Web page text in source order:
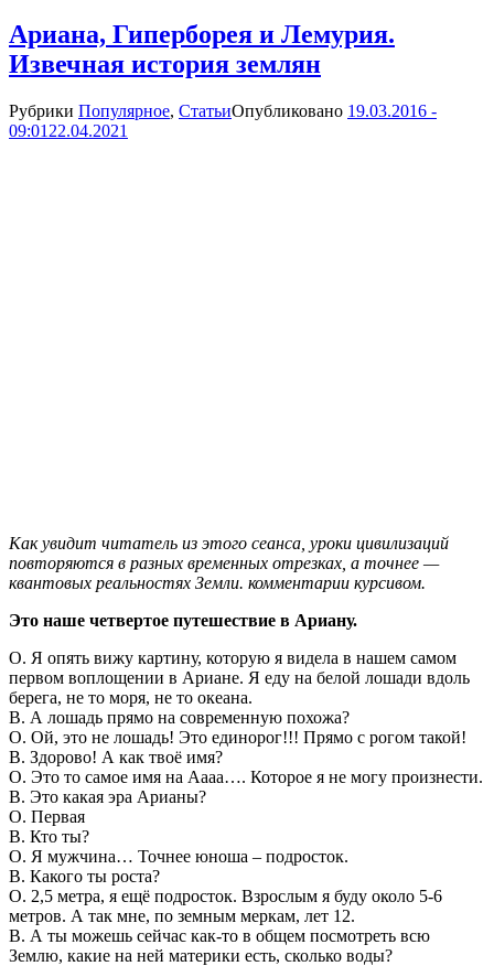
Ариана, Гиперборея и Лемурия.
Извечная история землян
Рубрики Популярное, СтатьиОпубликовано 19.03.2016 -
09:01 22.04.2021
Как увидит читатель из этого сеанса, уроки цивилизаций
повторяются в разных временных отрезках, а точнее —
квантовых реальностях Земли. комментарии курсивом.
Это наше четвертое путешествие в Ариану.
О. Я опять вижу картину, которую я видела в нашем самом
первом воплощении в Ариане. Я еду на белой лошади вдоль
берега, не то моря, не то океана.
В. А лошадь прямо на современную похожа?
О. Ой, это не лошадь! Это единорог!!! Прямо с рогом такой!
В. Здорово! А как твоё имя?
О. Это то самое имя на Аааа…. Которое я не могу произнести.
В. Это какая эра Арианы?
О. Первая
В. Кто ты?
О. Я мужчина… Точнее юноша – подросток.
В. Какого ты роста?
О. 2,5 метра, я ещё подросток. Взрослым я буду около 5-6
метров. А так мне, по земным меркам, лет 12.
В. А ты можешь сейчас как-то в общем посмотреть всю
Землю, какие на ней материки есть, сколько воды?